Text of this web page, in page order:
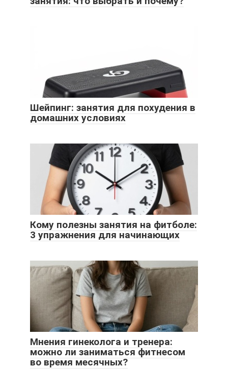
Шейпинг: занятия для похудения в
домашних условиях
Кому полезны занятия на фитболе:
3 упражнения для начинающих
Мнения гинеколога и тренера:
можно ли заниматься фитнесом
во время месячных?